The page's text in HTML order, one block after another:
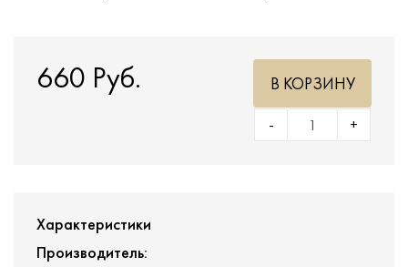
660 Руб.
+
-
В КОРЗИНУ
Характеристики
Производитель: